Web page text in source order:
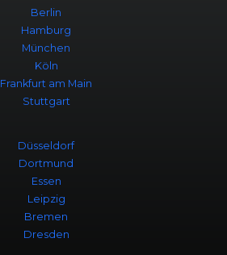
Berlin
Hamburg
München
Köln
Frankfurt am Main
Stuttgart
Düsseldorf
Dortmund
Essen
Leipzig
Bremen
Dresden